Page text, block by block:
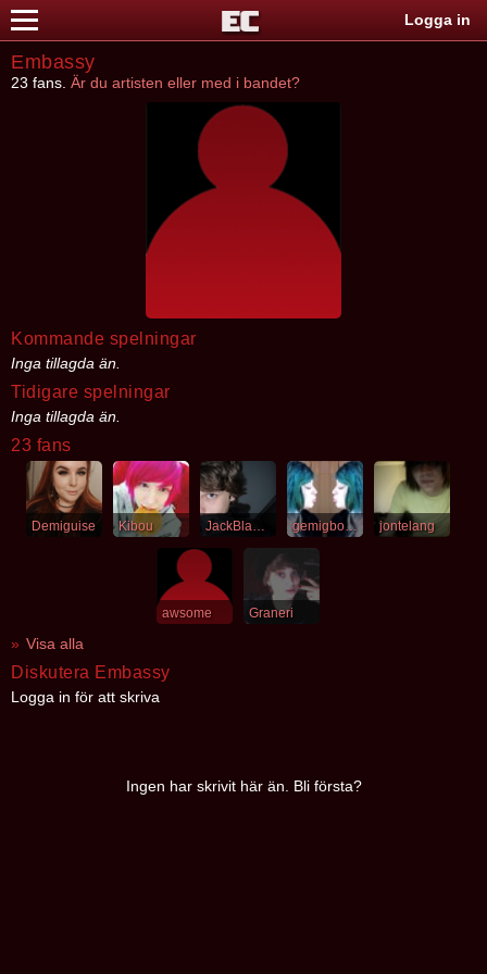
Logga in
Embassy
23 fans. Är du artisten eller med i bandet?
Kommande spelningar
Inga tillagda än.
Tidigare spelningar
Inga tillagda än.
23 fans
Demiguise Kibou JackBlackSE gemigbollen jontelang
awsome Graneri
Visa alla
Diskutera Embassy
Logga in för att skriva
Ingen har skrivit här än. Bli första?